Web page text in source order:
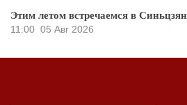
Этим летом встречаемся в
11:00 05 Авг 2026